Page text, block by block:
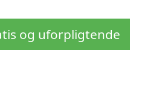
og uforpligtende